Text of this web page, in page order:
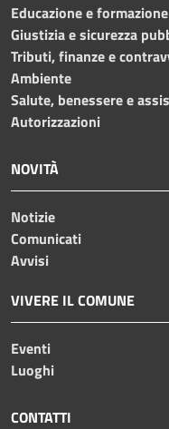
Educazione e formazione
Giustizia e sicurezza
Tributi, finanze e
Ambiente
Salute, benessere e
Autorizzazioni
NOVITÀ
Notizie
Comunicati
Avvisi
VIVERE IL COMUNE
Eventi
Luoghi
CONTATTI